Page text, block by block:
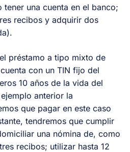
tener una cuenta en el banco;
recibos y adquirir dos
préstamo a tipo mixto de
con un TIN fijo del
10 años de la vida del
anterior la
que pagar en este caso
tendremos que cumplir
una nómina de, como
recibos; utilizar hasta 12